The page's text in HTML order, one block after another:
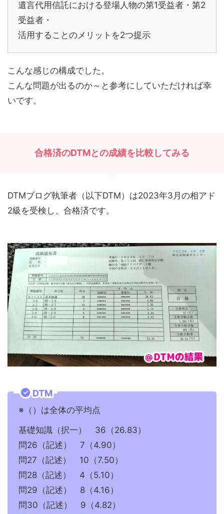
遺言代用信託における登場人物の第1受益者・第2
受益者・
活用することのメリットを2つ提示
こんな感じの構成でした。
こんな問題が出るのか～と参考にしていただければ幸
いです。
合格済のDTMとの成績を比較してみる
DTMブログ執筆者（以下DTM）は2023年3月の相アド
2級を受検し、合格済です。
DTM
※（）は全体の平均点
基礎知識（択一） 36（26.83）
問26（記述） 7（4.90）
問27（記述） 10（7.50）
問28（記述） 4（5.10）
問29（記述） 8（4.16）
問30（記述） 9（4.82）